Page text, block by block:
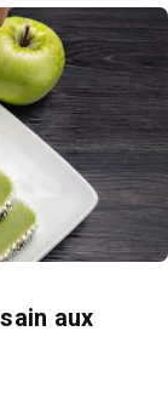
aux